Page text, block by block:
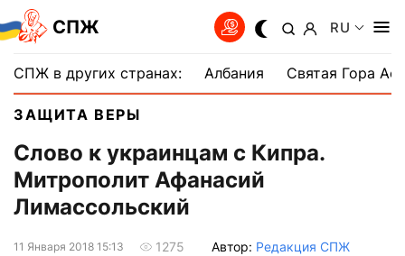
СПЖ RU
СПЖ в других странах: Албания Святая Гора
ЗАЩИТА ВЕРЫ
Слово к украинцам с Кипра.
Митрополит Афанасий
Лимассольский
11 Января 2018 15:13 1275 Автор: Редакция СПЖ